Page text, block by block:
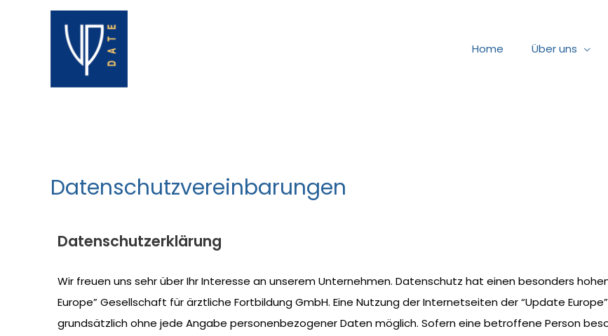
Home Über uns
Datenschutzvereinbarungen
Datenschutzerklärung
Wir freuen uns sehr über Ihr Interesse an unserem Unternehmen. Datenschutz hat einen besonders
Europe” Gesellschaft für ärztliche Fortbildung GmbH. Eine Nutzung der Internetseiten der “Update
grundsätzlich ohne jede Angabe personenbezogener Daten möglich. Sofern eine betroffene Person